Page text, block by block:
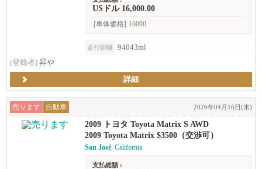
USドル 16,000.00
[車体価格] 16000
走行距離
94043ml
[登録者] 昇や
詳細
売ります 自動車 2026年04月16日(木)
2009 トヨタ Toyota Matrix S AWD
2009 Toyota Matrix $3500（交渉可）
San José, California
支払総額 :